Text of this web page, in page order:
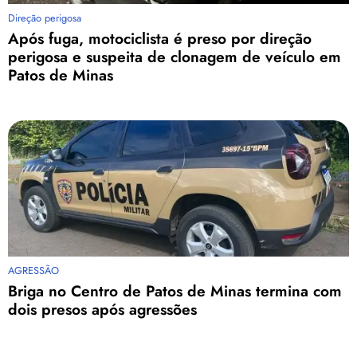
Direção perigosa
Após fuga, motociclista é preso por direção
perigosa e suspeita de clonagem de veículo em
Patos de Minas
AGRESSÃO
Briga no Centro de Patos de Minas termina com
dois presos após agressões